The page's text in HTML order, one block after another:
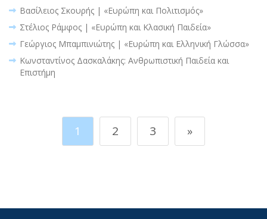
Βασίλειος Σκουρής | «Ευρώπη και Πολιτισμός»
Στέλιος Ράμφος | «Ευρώπη και Κλασική Παιδεία»
Γεώργιος Μπαμπινιώτης | «Ευρώπη και Ελληνική Γλώσσα»
Κωνσταντίνος Δασκαλάκης: Ανθρωπιστική Παιδεία και
Επιστήμη
1 2 3 »